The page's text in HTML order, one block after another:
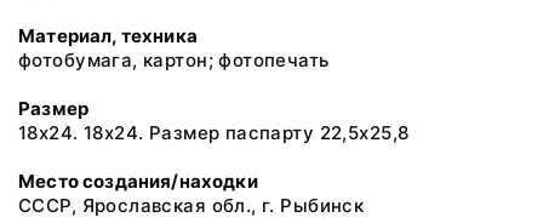
Материал, техника
фотобумага, картон; фотопечать
Размер
18х24. 18х24. Размер паспарту 22,5х25,8
Место создания/находки
СССР, Ярославская обл., г. Рыбинск